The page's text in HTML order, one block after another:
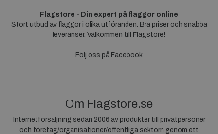
Flagstore - Din expert på flaggor online
Stort utbud av flaggor i olika utföranden. Bra priser och snabba
leveranser. Välkommen till Flagstore!
Följ oss på Facebook
Om Flagstore.se
Internetförsäljning sedan 2006 av produkter till privatpersoner
och företag/organisationer/offentliga sektorn genom ett